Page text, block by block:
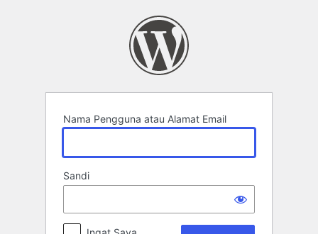
Nama Pengguna atau Alamat Email
Sandi